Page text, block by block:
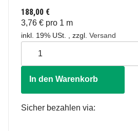
188,00 €
3,76 € pro 1 m
inkl. 19% USt. , zzgl. Versand
In den Warenkorb
Sicher bezahlen via: